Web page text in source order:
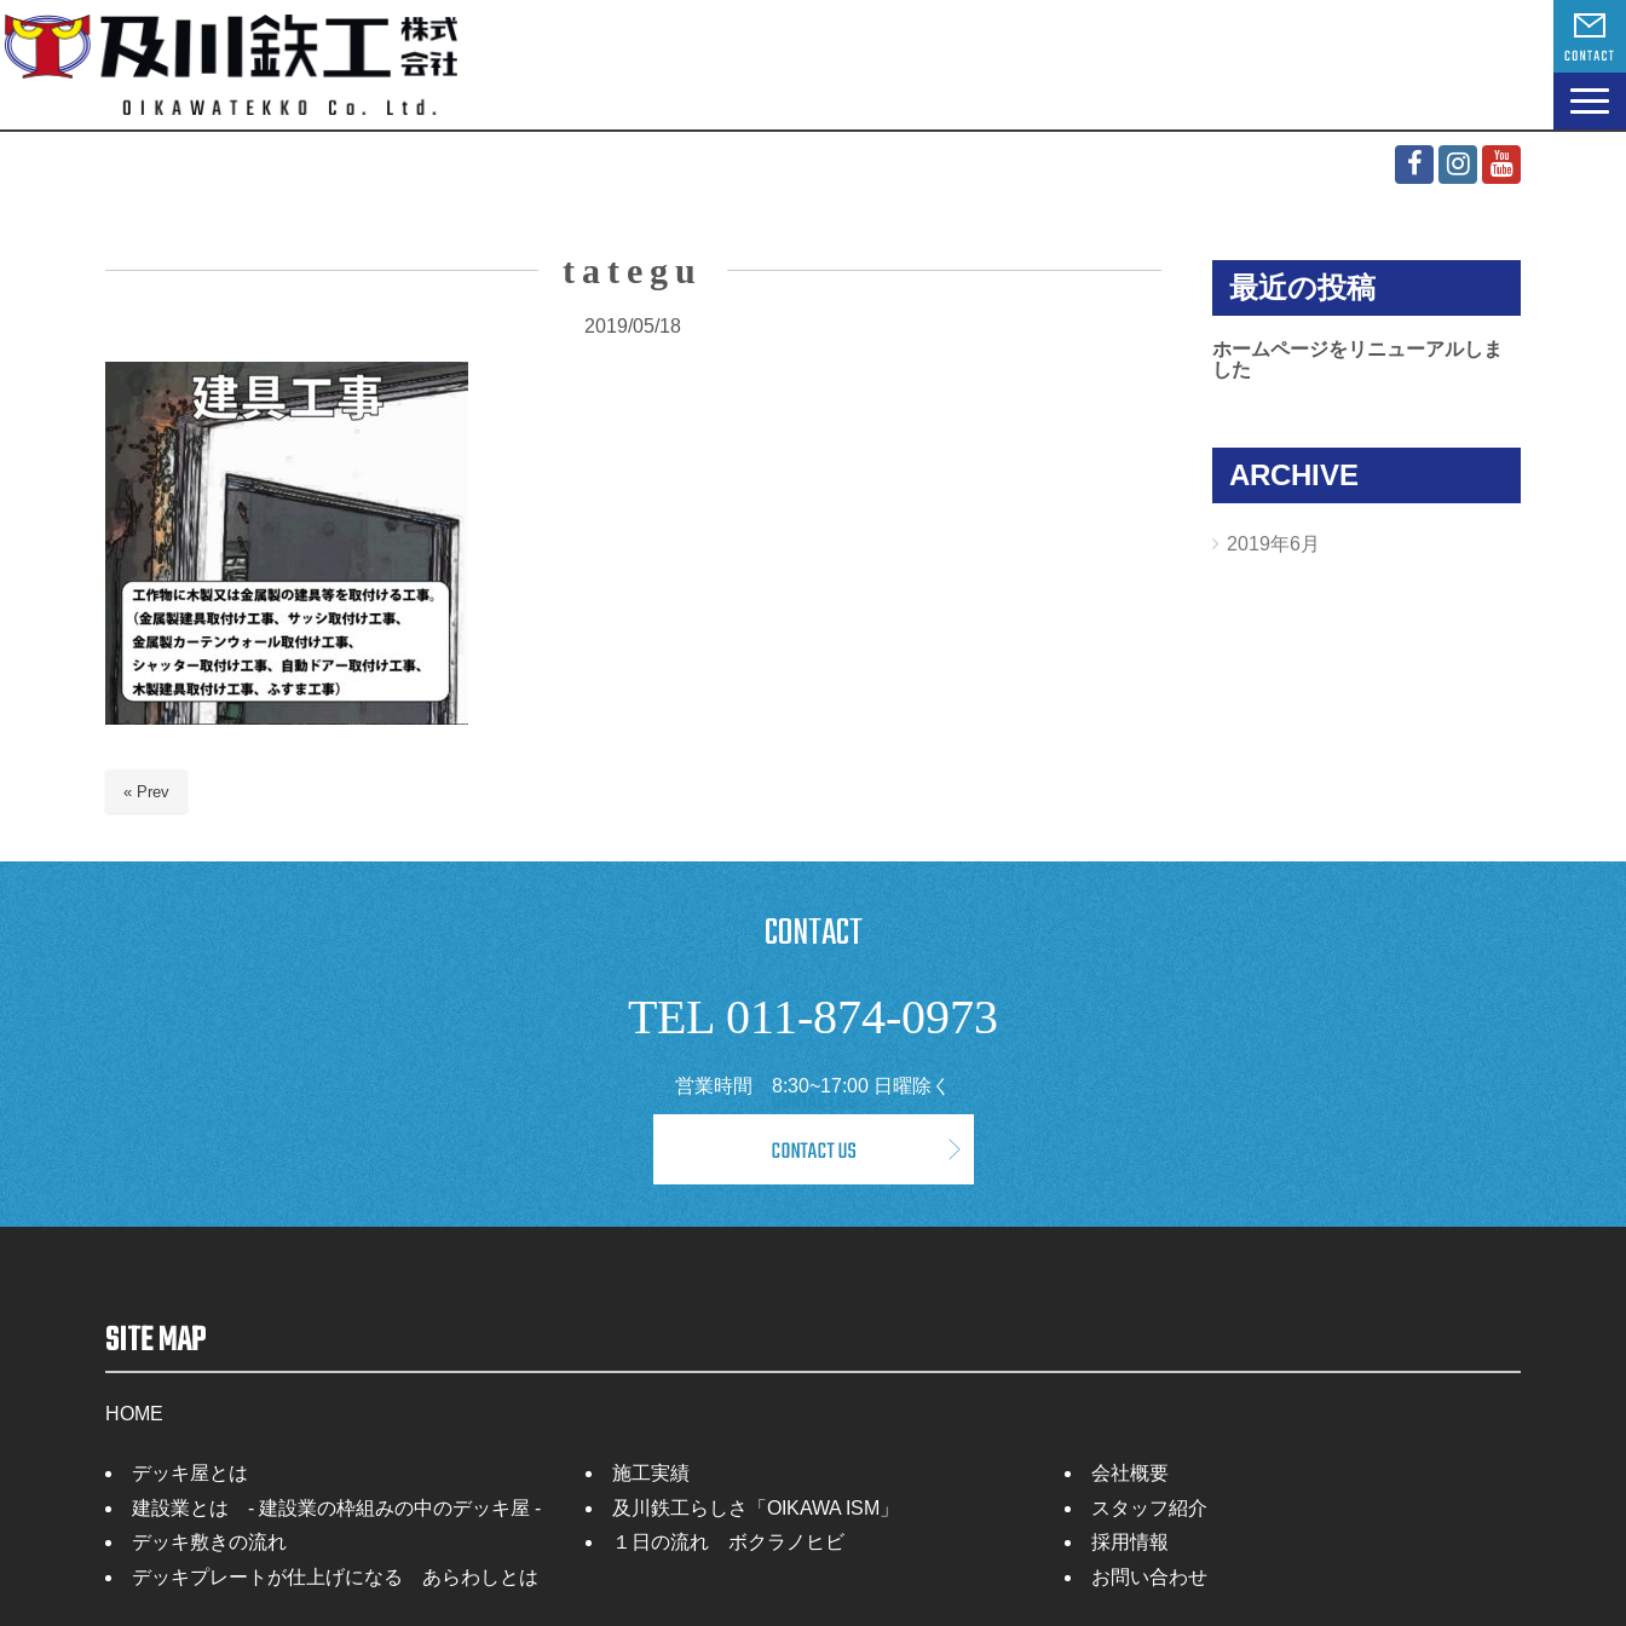
N
tategu
2019/05/18
« Prev
最近の投稿
ホームページをリニューアルしま
した
ARCHIVE
2019年6月
CONTACT
TEL 011-874-0973
営業時間 8:30~17:00 日曜除く
SITE MAP
HOME
デッキ屋とは
建設業とは - 建設業の枠組みの中のデッキ屋 -
デッキ敷きの流れ
デッキプレートが仕上げになる あらわしとは
施工実績
及川鉄工らしさ「OIKAWA ISM」
１日の流れ ボクラノヒビ
会社概要
スタッフ紹介
採用情報
お問い合わせ